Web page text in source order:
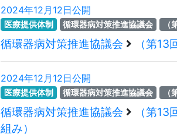
2024年12月12日公開
医療提供体制 循環器病対策推進協議会 （
循環器病対策推進協議会 （第13
2024年12月12日公開
医療提供体制 循環器病対策推進協議会 （
循環器病対策推進協議会 （第13
組み）